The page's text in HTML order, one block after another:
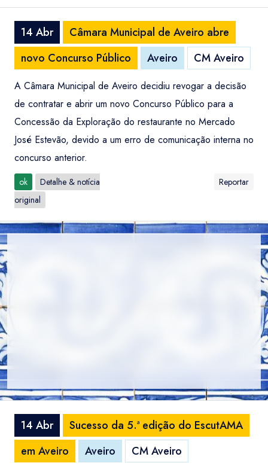
14 Abr
Câmara Municipal de Aveiro abre
novo Concurso Público
Aveiro CM Aveiro
A Câmara Municipal de Aveiro decidiu revogar a decisão
de contratar e abrir um novo Concurso Público para a
Concessão da Exploração do restaurante no Mercado
José Estevão, devido a um erro de comunicação interna no
concurso anterior.
ok
Detalhe & notícia
original
Reportar
14 Abr
Sucesso da 5.ª edição do EscutAMA
em Aveiro
Aveiro CM Aveiro